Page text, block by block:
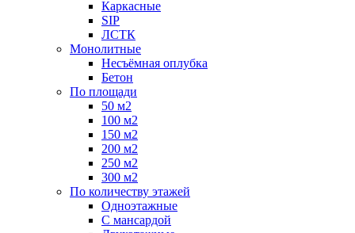
Каркасные
SIP
ЛСТК
Монолитные
Несъёмная оплубка
Бетон
По площади
50 м2
100 м2
150 м2
200 м2
250 м2
300 м2
По количеству этажей
Одноэтажные
С мансардой